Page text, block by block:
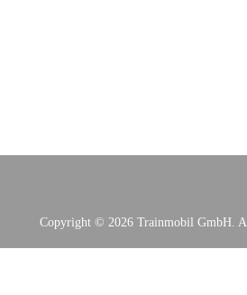
Copyright © 2026 Trainmobil GmbH.